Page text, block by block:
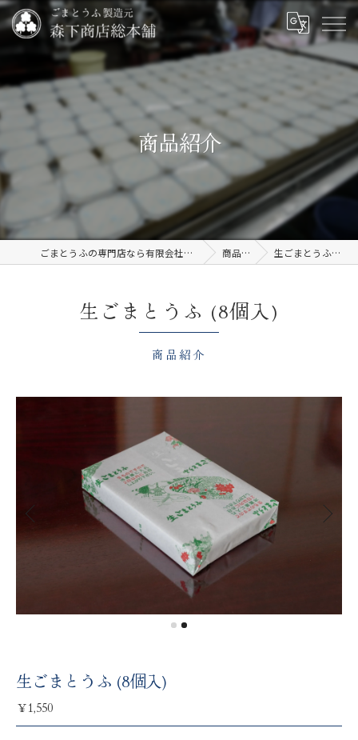
商品紹介
ごまとうふの専門店なら有限会社森下商店総本舗 商品紹介 生ごまとうふ (8個入)
商品紹介
生ごまとうふ (8個入)
生ごまとうふ (8個入)
￥1,550